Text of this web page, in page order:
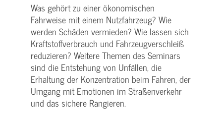
Was gehört zu einer ökonomischen
Fahrweise mit einem Nutzfahrzeug? Wie
werden Schäden vermieden? Wie lassen sich
Kraftstoffverbrauch und Fahrzeugverschleiß
reduzieren? Weitere Themen des Seminars
sind die Entstehung von Unfällen, die
Erhaltung der Konzentration beim Fahren, der
Umgang mit Emotionen im Straßenverkehr
und das sichere Rangieren.